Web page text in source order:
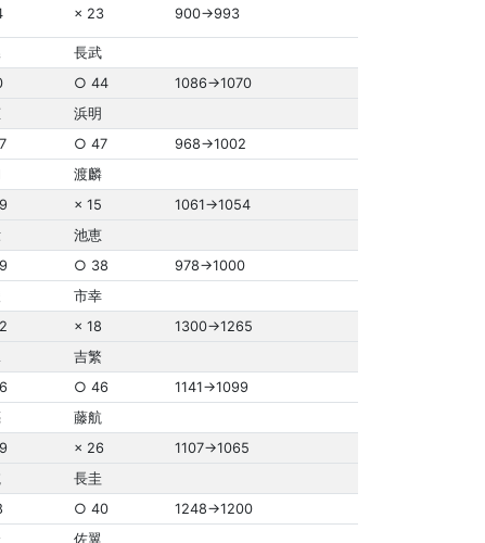
× 23 900→993
長武
○ 44
1086→1070
浜明
○ 47
968→1002
渡麟
× 15
1061→1054
池恵
○ 38
978→1000
市幸
× 18
1300→1265
吉繁
○ 46
1141→1099
藤航
× 26
1107→1065
長圭
○ 40
1248→1200
佐翼